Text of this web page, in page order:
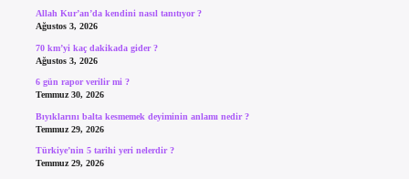
Allah Kur’an’da kendini nasıl tanıtıyor ?
Ağustos 3, 2026
70 km’yi kaç dakikada gider ?
Ağustos 3, 2026
6 gün rapor verilir mi ?
Temmuz 30, 2026
Bıyıklarını balta kesmemek deyiminin anlamı nedir ?
Temmuz 29, 2026
Türkiye’nin 5 tarihi yeri nelerdir ?
Temmuz 29, 2026